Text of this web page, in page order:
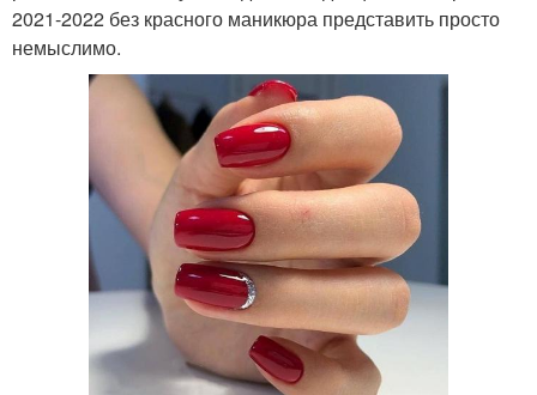
2021-2022 без красного маникюра представить просто
немыслимо.